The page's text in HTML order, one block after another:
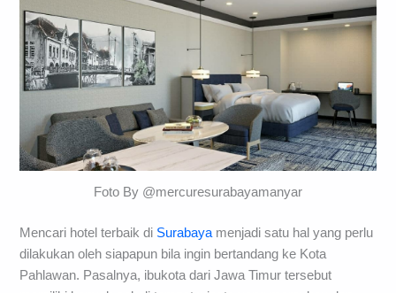
Foto By @mercuresurabayamanyar
Mencari hotel terbaik di Surabaya menjadi satu hal yang perlu
dilakukan oleh siapapun bila ingin bertandang ke Kota
Pahlawan. Pasalnya, ibukota dari Jawa Timur tersebut